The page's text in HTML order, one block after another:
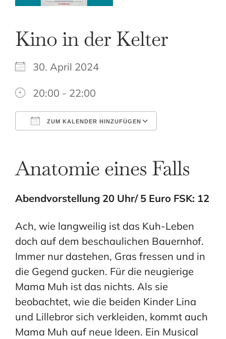
Kino in der Kelter
30. April 2024
20:00 - 22:00
ZUM KALENDER HINZUFÜGEN
Anatomie eines Falls
Abendvorstellung 20 Uhr/ 5 Euro FSK: 12
Ach, wie langweilig ist das Kuh-Leben
doch auf dem beschaulichen Bauernhof.
Immer nur dastehen, Gras fressen und in
die Gegend gucken. Für die neugierige
Mama Muh ist das nichts. Als sie
beobachtet, wie die beiden Kinder Lina
und Lillebror sich verkleiden, kommt auch
Mama Muh auf neue Ideen. Ein Musical